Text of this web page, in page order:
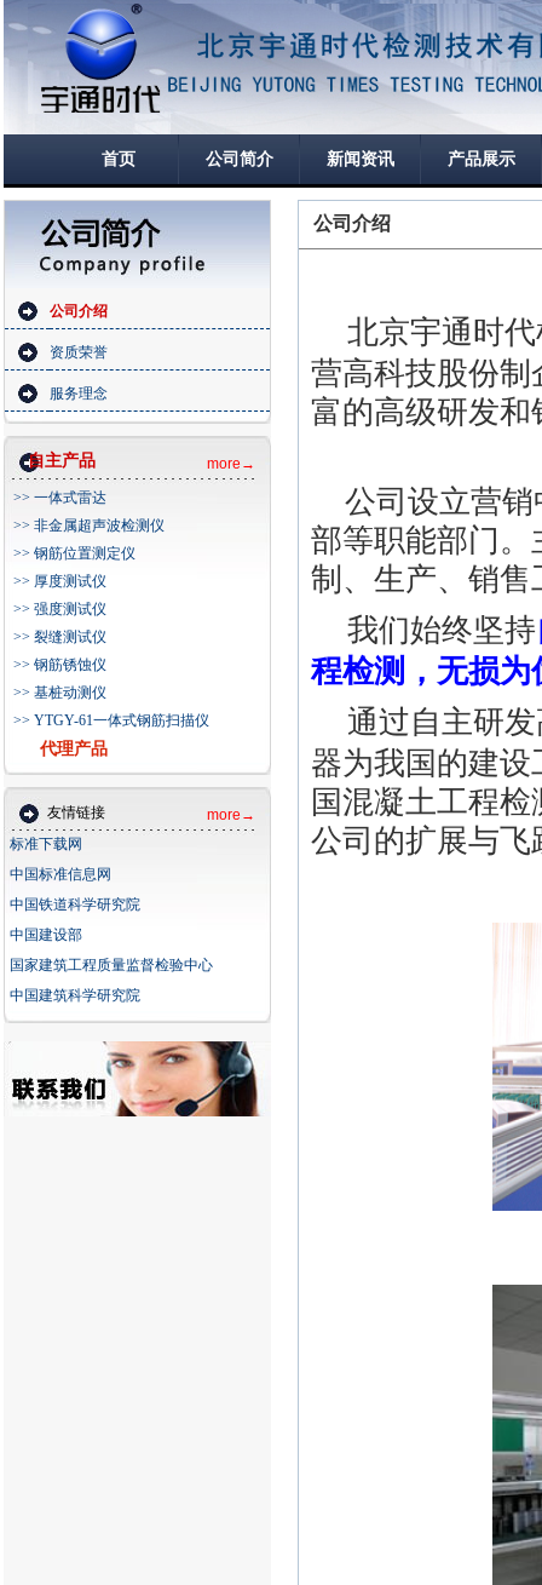
首页 公司简介 新闻资讯 产品展示
公司介绍
资质荣誉
服务理念
自主产品
more→
>> 一体式雷达
>> 非金属超声波检测仪
>> 钢筋位置测定仪
>> 厚度测试仪
>> 强度测试仪
>> 裂缝测试仪
>> 钢筋锈蚀仪
>> 基桩动测仪
>> YTGY-61一体式钢筋扫描仪
代理产品
友情链接
more→
标准下载网
中国标准信息网
中国铁道科学研究院
中国建设部
国家建筑工程质量监督检验中心
中国建筑科学研究院
公司介绍
北京宇通时
营高科技股份
富的高级研发
公司设立营销
部等职能部门
制、生产、销售
我们始终坚持
程检测，无损
通过自主研
器为我国的建
国混凝土工程
公司的扩展与飞